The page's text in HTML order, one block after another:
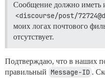
Сообщение должно иметь
<discourse/post/
моих логах почтового
отсутствует.
Подтверждаю, что в наших
правильный Message-ID .